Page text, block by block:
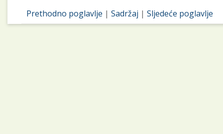
Prethodno poglavlje |Sadržaj |Sljedeće poglavlje